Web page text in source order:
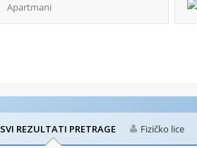
Apartmani
SVI REZULTATI PRETRAGE Fizičko lice